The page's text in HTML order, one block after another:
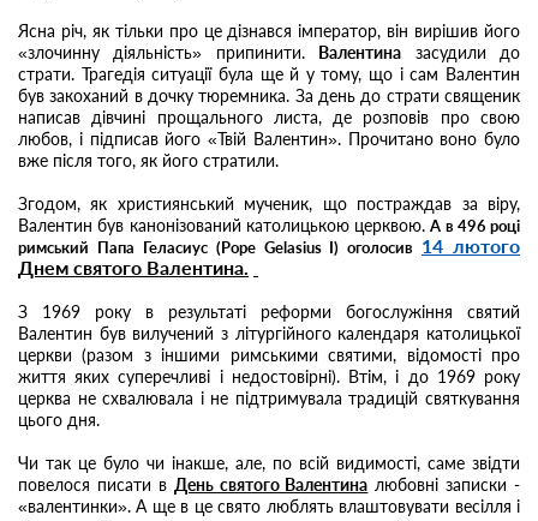
Ясна річ, як тільки про це дізнався імператор, він вирішив його
«злочинну діяльність» припинити. Валентина засудили до
страти. Трагедія ситуації була ще й у тому, що і сам Валентин
був закоханий в дочку тюремника. За день до страти священик
написав дівчині прощального листа, де розповів про свою
любов, і підписав його «Твій Валентин». Прочитано воно було
вже після того, як його стратили.
Згодом, як християнський мученик, що постраждав за віру,
Валентин був канонізований католицькою церквою. А в 496 році
римський Папа Геласиус (Pope Gelasius I) оголосив 14 лютого
Днем святого Валентина.
З 1969 року в результаті реформи богослужіння святий
Валентин був вилучений з літургійного календаря католицької
церкви (разом з іншими римськими святими, відомості про
життя яких суперечливі і недостовірні). Втім, і до 1969 року
церква не схвалювала і не підтримувала традицій святкування
цього дня.
Чи так це було чи інакше, але, по всій видимості, саме звідти
повелося писати в День святого Валентина любовні записки -
«валентинки». А ще в це свято люблять влаштовувати весілля і